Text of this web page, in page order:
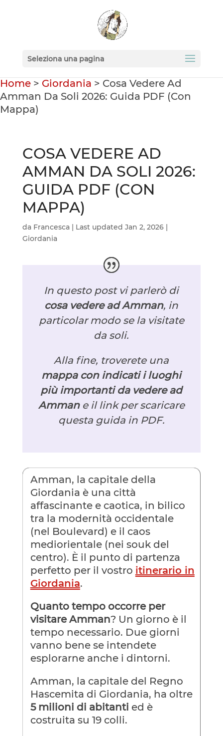
Seleziona una pagina
Home > Giordania > Cosa Vedere Ad
Amman Da Soli 2026: Guida PDF (Con
Mappa)
COSA VEDERE AD
AMMAN DA SOLI 2026:
GUIDA PDF (CON
MAPPA)
da Francesca| Last updated Jan 2, 2026|
Giordania
In questo post vi parlerò di
cosa vedere ad Amman, in
particolar modo se la visitate
da soli.
Alla fine, troverete una
mappa con indicati i luoghi
più importanti da vedere ad
Ammane il link per scaricare
questa guida in PDF.
Amman, la capitale della
Giordania è una città
affascinante e caotica, in bilico
tra la modernità occidentale
(nel Boulevard) e il caos
mediorientale (nei souk del
centro). È il punto di partenza
perfetto per il vostro itinerario in
Giordania.
Quanto tempo occorre per
visitare Amman? Un giorno è il
tempo necessario. Due giorni
vanno bene se intendete
esplorarne anche i dintorni.
Amman, la capitale del Regno
Hascemita di Giordania, ha oltre
5 milioni di abitanti ed è
costruita su 19 colli.